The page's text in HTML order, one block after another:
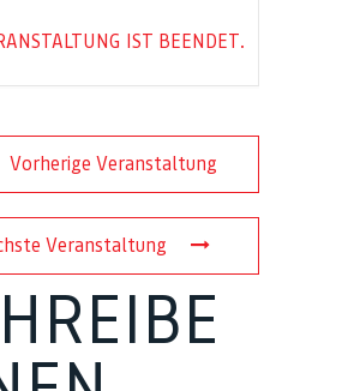
IST BEENDET.
Vorherige Veranstaltung
Veranstaltung